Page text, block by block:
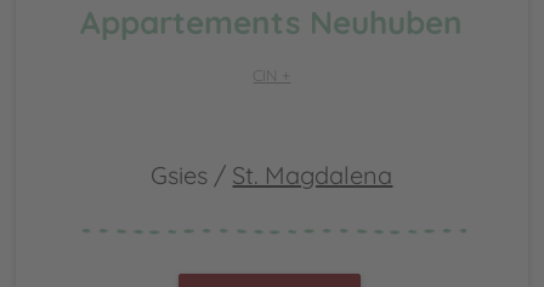
Appartements Neuhuben
CIN +
Gsies / St. Magdalena